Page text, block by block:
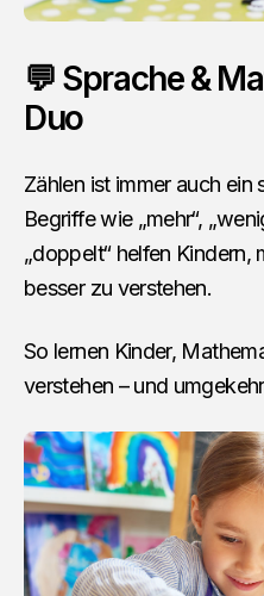
💬 Sprache &
Duo
Zählen ist immer auch ein
Begriffe wie „mehr“,
„doppelt“ helfen
besser zu verstehen.
So lernen Kinder,
verstehen – und